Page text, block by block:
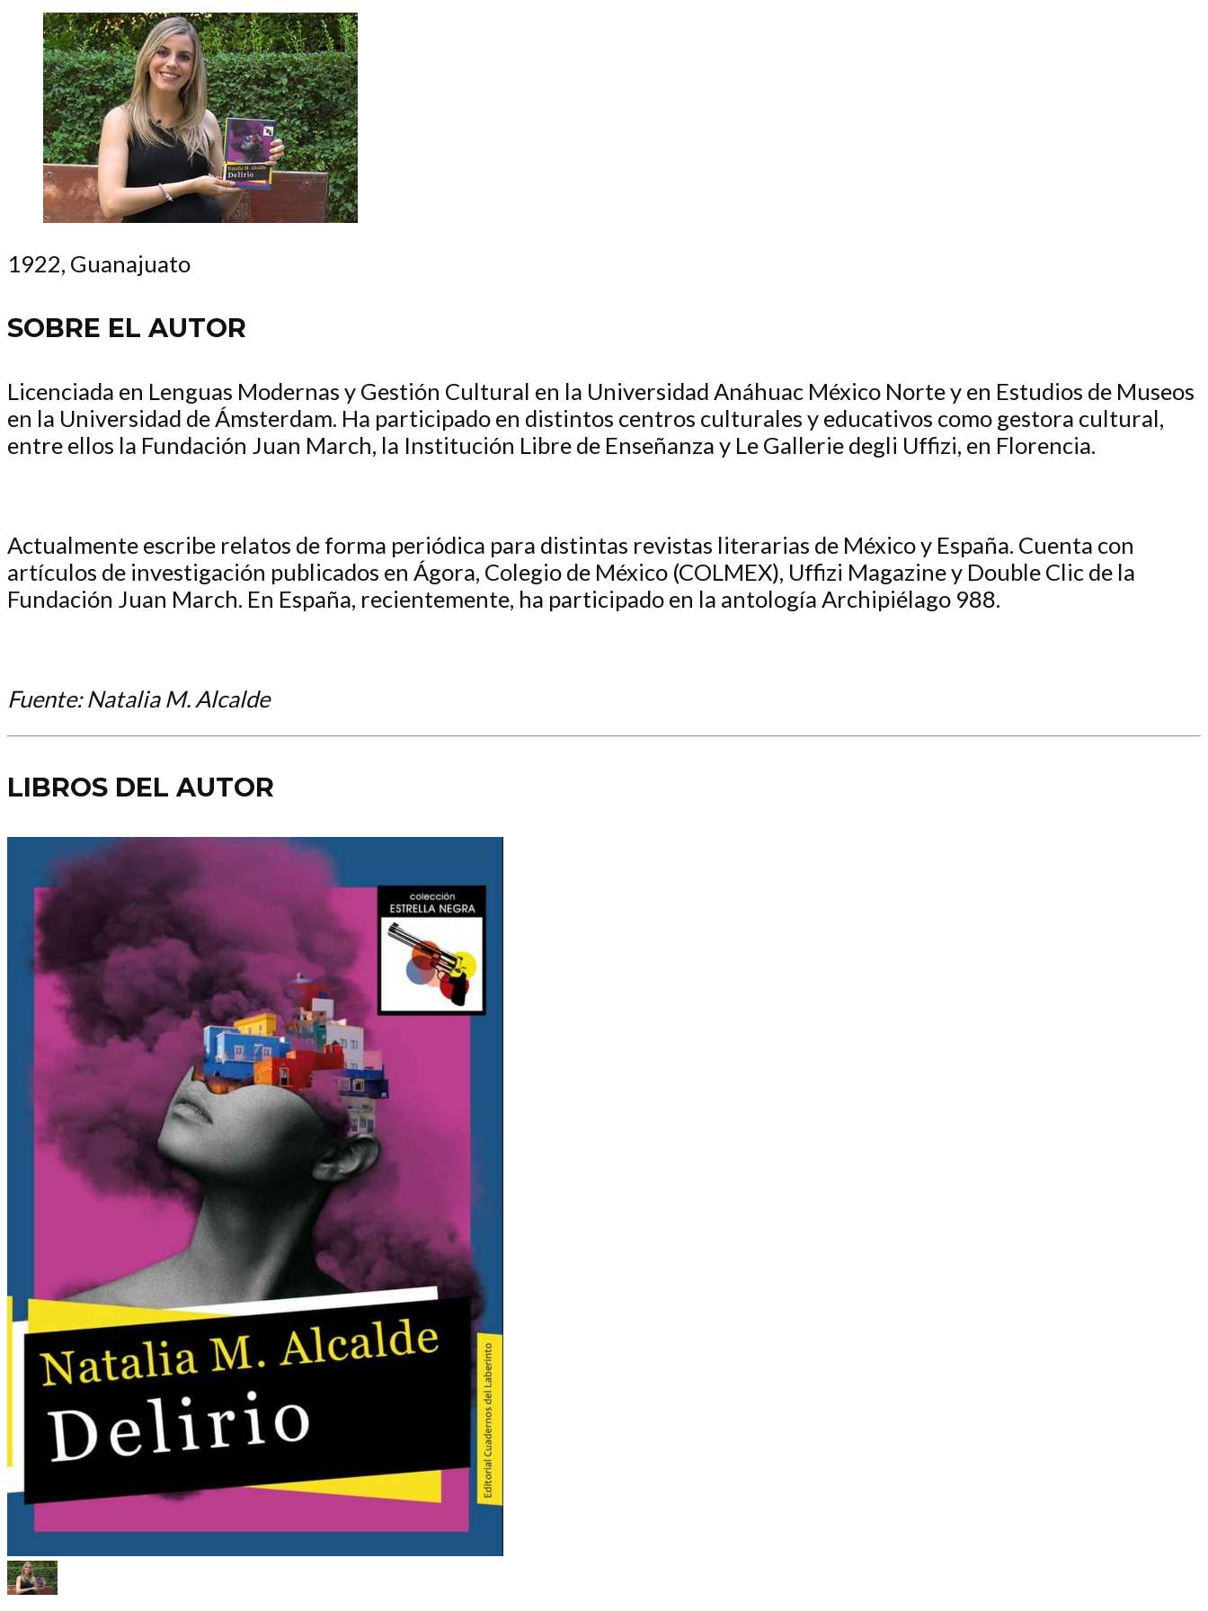
1922, Guanajuato
SOBRE EL AUTOR
Licenciada en Lenguas Modernas y Gestión Cultural en la Universidad Anáhuac México Norte y en Estudios de Museos
en la Universidad de Ámsterdam. Ha participado en distintos centros culturales y educativos como gestora cultural,
entre ellos la Fundación Juan March, la Institución Libre de Enseñanza y Le Gallerie degli Uffizi, en Florencia.
Actualmente escribe relatos de forma periódica para distintas revistas literarias de México y España. Cuenta con
artículos de investigación publicados en Ágora, Colegio de México (COLMEX), Uffizi Magazine y Double Clic de la
Fundación Juan March. En España, recientemente, ha participado en la antología Archipiélago 988.
Fuente: Natalia M. Alcalde
LIBROS DEL AUTOR